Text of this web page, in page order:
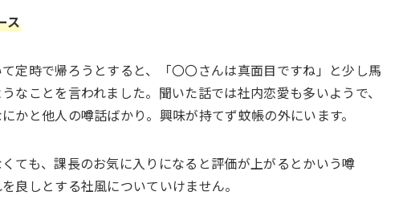
ス
定時で帰ろうとすると、「〇〇さんは真面目ですね」と少し馬
なことを言われました。聞いた話では社内恋愛も多いようで、
かと他人の噂話ばかり。興味が持てず蚊帳の外にいます。
ても、課長のお気に入りになると評価が上がるとかいう噂
良しとする社風についていけません。